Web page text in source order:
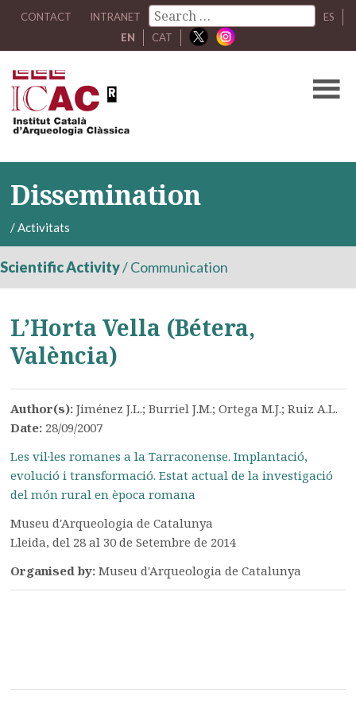
CONTACT INTRANET
ES
EN
CAT
Dissemination
/Activitats
Scientific Activity/Communication
L’Horta Vella (Bétera,
València)
Author(s):Jiménez J.L.; Burriel J.M.; Ortega M.J.; Ruiz A.L.
Date: 28/09/2007
Les vil·les romanes a la Tarraconense. Implantació,
evolució i transformació. Estat actual de la investigació
del món rural en època romana
Museu d'Arqueologia de Catalunya
Lleida, del 28 al 30 de Setembre de 2014
Organised by:Museu d'Arqueologia de Catalunya